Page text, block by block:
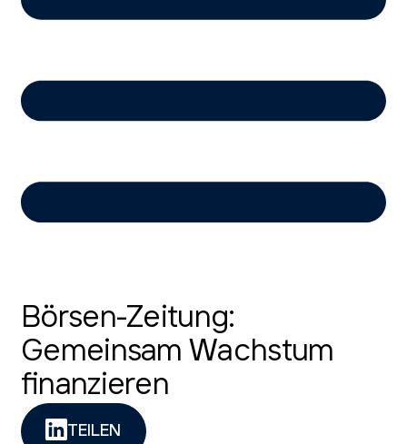
Börsen-Zeitung:
Gemeinsam Wachstum
finanzieren
TEILEN